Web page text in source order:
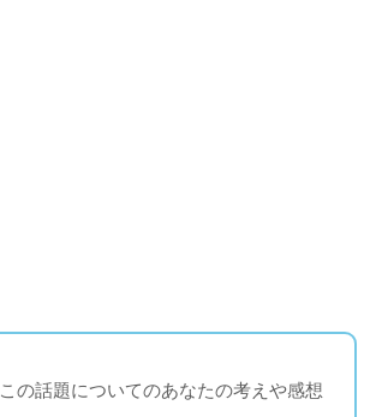
この話題についてのあなたの考えや感想